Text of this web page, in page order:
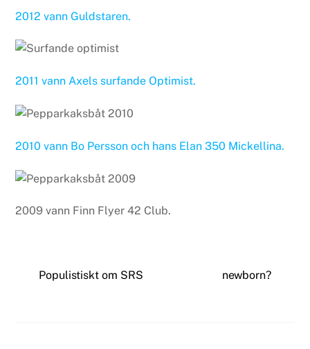
2012 vann Guldstaren.
2011 vann Axels surfande Optimist.
2010 vann Bo Persson och hans Elan 350 Mickellina.
2009 vann Finn Flyer 42 Club.
Populistiskt om SRS newborn?